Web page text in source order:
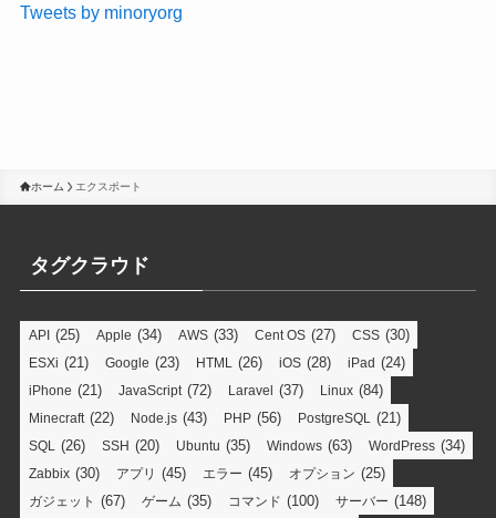
Tweets by minoryorg
ホーム エクスポート
タグクラウド
API (25) Apple (34) AWS (33) Cent OS (27) CSS (30)
ESXi (21) Google (23) HTML (26) iOS (28) iPad (24)
iPhone (21) JavaScript (72) Laravel (37) Linux (84)
Minecraft (22) Node.js (43) PHP (56) PostgreSQL (21)
SQL (26) SSH (20) Ubuntu (35) Windows (63) WordPress (34)
Zabbix (30) アプリ (45) エラー (45) オプション (25)
ガジェット (67) ゲーム (35) コマンド (100) サーバー (148)